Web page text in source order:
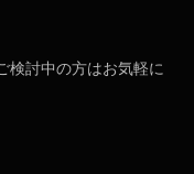
検討中の方はお気軽に